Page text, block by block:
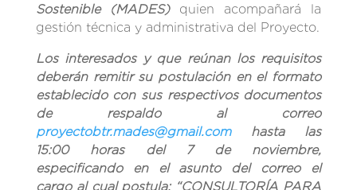
Sostenible (MADES)quien acompañará la
gestión técnica y administrativa del Proyecto.
Los interesados y que reúnan los requisitos
deberán remitir su postulación en el formato
establecido con sus respectivos documentos
de respaldo al correo
proyectobtr.mades@gmail.comhasta las
15:00 horas del 7 de noviembre,
especificando en el asunto del correo el
cargo al cual postula: “CONSULTORÍA PARA